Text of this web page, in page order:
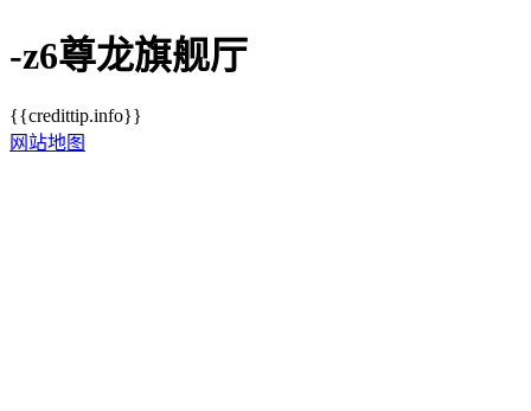
-z6尊龙旗舰厅
{{credittip.info}}
网站地图